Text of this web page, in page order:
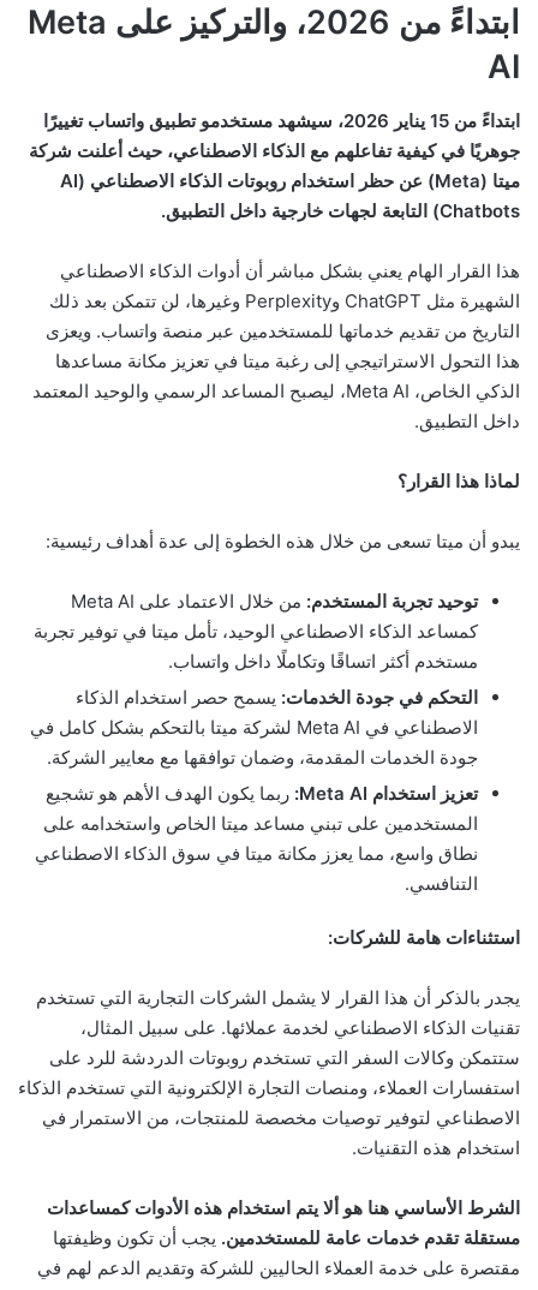
ابتداءً من 2026، والتركيز على Meta
AI
ابتداءً من 15 يناير 2026، سيشهد مستخدمو تطبيق واتساب تغييرًا
جوهريًا في كيفية تفاعلهم مع الذكاء الاصطناعي، حيث أعلنت شركة
ميتا (Meta) عن حظر استخدام روبوتات الذكاء الاصطناعي (AI
Chatbots) التابعة لجهات خارجية داخل التطبيق.
هذا القرار الهام يعني بشكل مباشر أن أدوات الذكاء الاصطناعي
الشهيرة مثل ChatGPT وPerplexity وغيرها، لن تتمكن بعد ذلك
التاريخ من تقديم خدماتها للمستخدمين عبر منصة واتساب. ويعزى
هذا التحول الاستراتيجي إلى رغبة ميتا في تعزيز مكانة مساعدها
الذكي الخاص، Meta AI، ليصبح المساعد الرسمي والوحيد المعتمد
داخل التطبيق.
لماذا هذا القرار؟
يبدو أن ميتا تسعى من خلال هذه الخطوة إلى عدة أهداف رئيسية:
توحيد تجربة المستخدم:
من خلال الاعتماد على Meta AI
كمساعد الذكاء الاصطناعي الوحيد، تأمل ميتا في توفير تجربة
مستخدم أكثر اتساقًا وتكاملًا داخل واتساب.
التحكم في جودة الخدمات: يسمح حصر استخدام الذكاء
الاصطناعي في Meta AI لشركة ميتا بالتحكم بشكل كامل في
جودة الخدمات المقدمة، وضمان توافقها مع معايير الشركة.
تعزيز استخدام Meta AI:
ربما يكون الهدف الأهم هو تشجيع
المستخدمين على تبني مساعد ميتا الخاص واستخدامه على
نطاق واسع، مما يعزز مكانة ميتا في سوق الذكاء الاصطناعي
التنافسي.
استثناءات هامة للشركات:
يجدر بالذكر أن هذا القرار لا يشمل الشركات التجارية التي تستخدم
تقنيات الذكاء الاصطناعي لخدمة عملائها. على سبيل المثال،
ستتمكن وكالات السفر التي تستخدم روبوتات الدردشة للرد على
استفسارات العملاء، ومنصات التجارة الإلكترونية التي تستخدم الذكاء
الاصطناعي لتوفير توصيات مخصصة للمنتجات، من الاستمرار في
استخدام هذه التقنيات.
الشرط الأساسي هنا هو ألا يتم استخدام هذه الأدوات كمساعدات
مستقلة تقدم خدمات عامة للمستخدمين. يجب أن تكون وظيفتها
مقتصرة على خدمة العملاء الحاليين للشركة وتقديم الدعم لهم في